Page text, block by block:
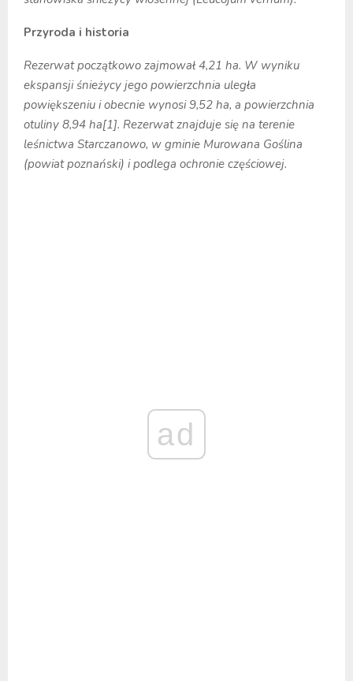
Przyroda i historia
Rezerwat początkowo zajmował 4,21 ha. W wyniku
ekspansji śnieżycy jego powierzchnia uległa
powiększeniu i obecnie wynosi 9,52 ha, a powierzchnia
otuliny 8,94 ha[1]. Rezerwat znajduje się na terenie
leśnictwa Starczanowo, w gminie Murowana Goślina
(powiat poznański) i podlega ochronie częściowej.
ad